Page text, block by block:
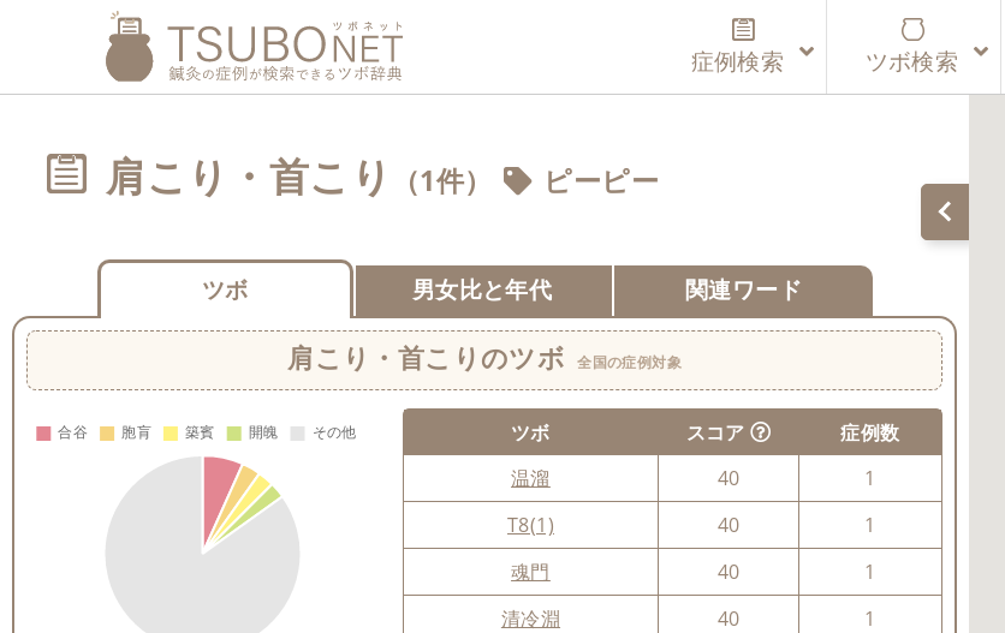
症例検索 ツボ検索
肩こり・首こり （1件） ピーピー
ツボ 男女比と年代 関連ワード
肩こり・首こり のツボ 全国の症例対象
ツボ スコア
症例数
温溜
40
1
T8(1)
40
1
魂門
40
1
清冷淵
40
1